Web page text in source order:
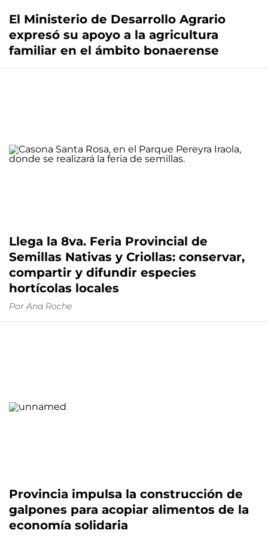
El Ministerio de Desarrollo Agrario
expresó su apoyo a la agricultura
familiar en el ámbito bonaerense
Llega la 8va. Feria Provincial de
Semillas Nativas y Criollas: conservar,
compartir y difundir especies
hortícolas locales
Por Ana Roche
Provincia impulsa la construcción de
galpones para acopiar alimentos de la
economía solidaria